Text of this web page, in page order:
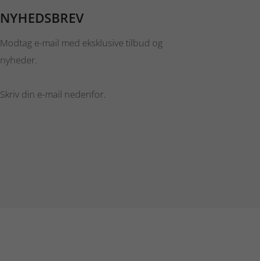
NYHEDSBREV
Modtag e-mail med eksklusive tilbud og
nyheder.
Skriv din e-mail nedenfor.